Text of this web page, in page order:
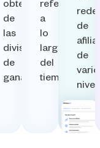
obtenidas
de
las
divisiones
de
ganancias.
referencia
a
lo
largo
del
tiempo.
de
de